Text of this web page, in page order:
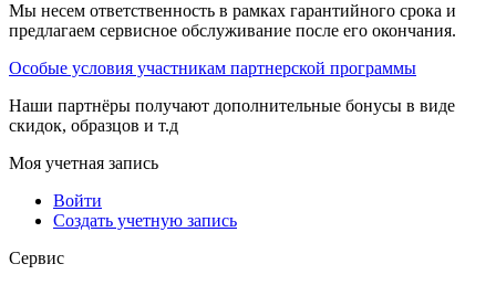
Мы несем ответственность в рамках гарантийного срока и
предлагаем сервисное обслуживание после его окончания.
Особые условия участникам партнерской программы
Наши партнёры получают дополнительные бонусы в виде
скидок, образцов и т.д
Моя учетная запись
Войти
Создать учетную запись
Сервис